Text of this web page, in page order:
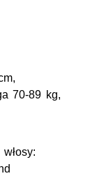
70-89 kg,